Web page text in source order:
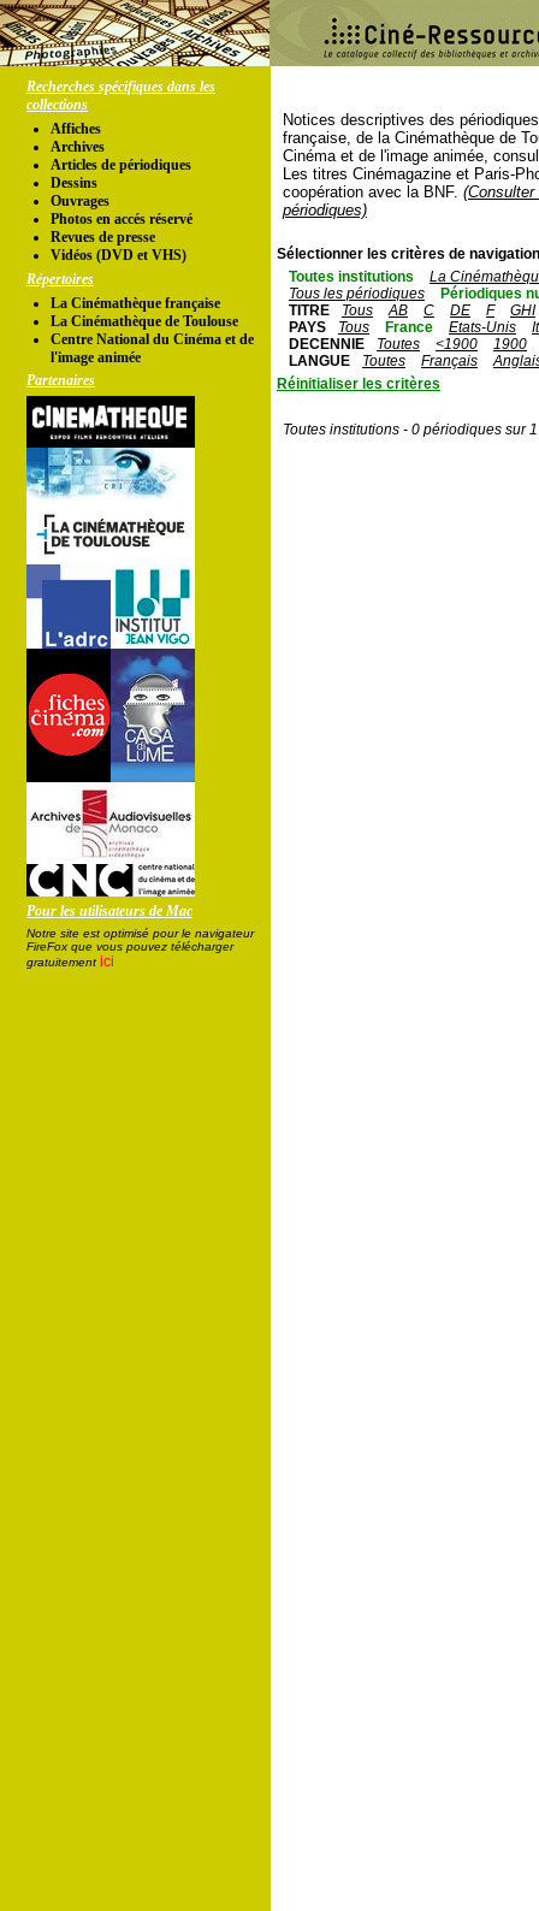
Recherches spécifiques dans les
collections
Affiches
Archives
Articles de périodiques
Dessins
Ouvrages
Photos en accés réservé
Revues de presse
Vidéos (DVD et VHS)
Répertoires
La Cinémathèque française
La Cinémathèque de Toulouse
Centre National du Cinéma et de
l'image animée
Partenaires
Pour les utilisateurs de Mac
Notre site est optimisé pour le navigateur
FireFox que vous pouvez télécharger
gratuitement ici
Notices descriptives des
française, de la Cinémathèque de
Cinéma et de l'image animée,
Les titres Cinémagazine et Paris-
coopération avec la BNF.
périodiques)
Sélectionner les critères de
Toutes institutions
La
Tous les périodiques
Périodiques
TITRE
Tous AB C DE F
GHI
PAYS
Tous France Etats-Unis
DECENNIE
Toutes <1900
1900
LANGUE
Toutes Français
Réinitialiser les critères
Toutes institutions - 0 périodiques sur